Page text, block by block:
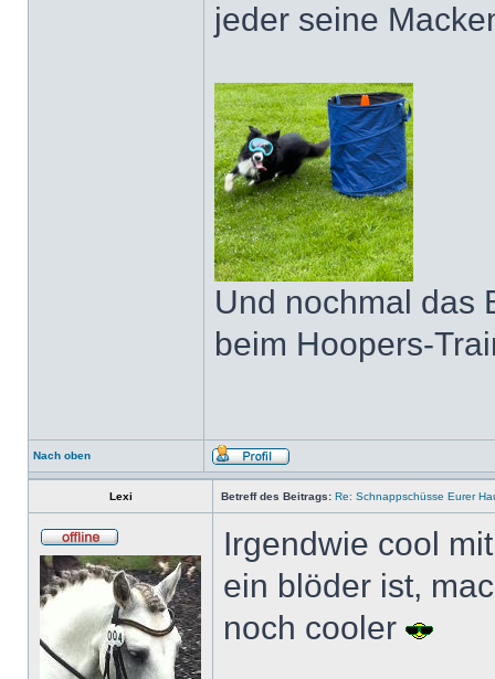
jeder seine
Und nochmal das
beim Hoopers-
Nach oben
Lexi Betreff des Beitrags: Re: Schnappschüsse Eurer
Irgendwie cool
ein blöder ist,
noch cooler